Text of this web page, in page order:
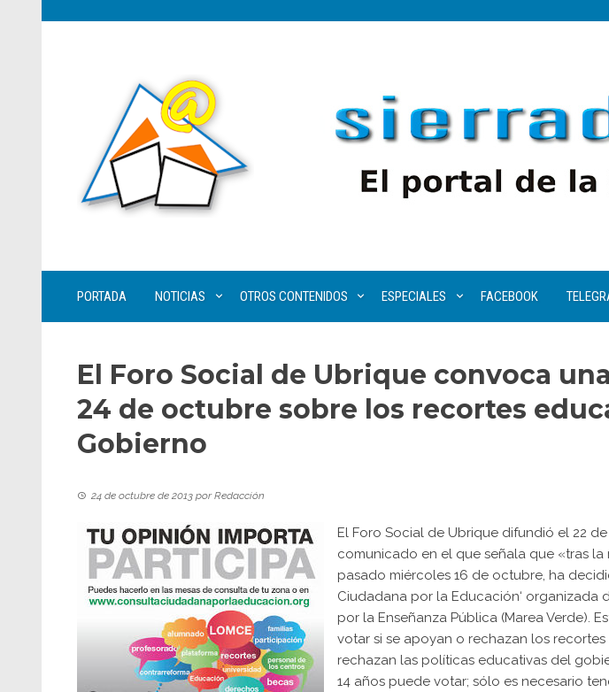
PORTADA NOTICIAS OTROS CONTENIDOS ESPECIALES FACEBOOK
El Foro Social de Ubrique convoca
24 de octubre sobre los recortes
Gobierno
24 de octubre de 2013 porRedacción
El Foro Social de Ubrique difundió el 22
comunicado en el que señala que «tras la
pasado miércoles 16 de octubre, ha
Ciudadana por la Educación‘ organizada
por la Enseñanza Pública (Marea Verde).
votar si se apoyan o rechazan los
rechazan las políticas educativas del
14 años puede votar; sólo es necesario